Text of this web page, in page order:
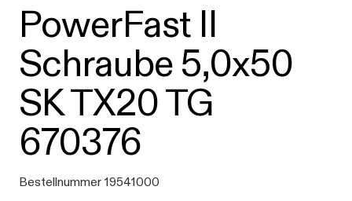
PowerFast II
Schraube 5,0x50
SK TX20 TG
670376
Bestellnummer 19541000